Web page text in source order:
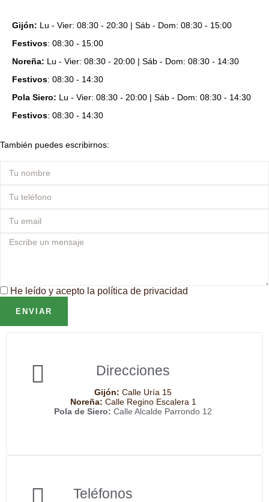
Gijón: Lu - Vier: 08:30 - 20:30 | Sáb - Dom: 08:30 - 15:00
Festivos: 08:30 - 15:00
Noreña: Lu - Vier: 08:30 - 20:00 | Sáb - Dom: 08:30 - 14:30
Festivos: 08:30 - 14:30
Pola Siero: Lu - Vier: 08:30 - 20:00 | Sáb - Dom: 08:30 - 14:30
Festivos: 08:30 - 14:30
También puedes escribirnos:
He leído y acepto la política de privacidad
ENVIAR
Direcciones
Gijón: Calle Uría 15
Noreña: Calle Regino Escalera 1
Pola de Siero: Calle Alcalde Parrondo 12
Teléfonos